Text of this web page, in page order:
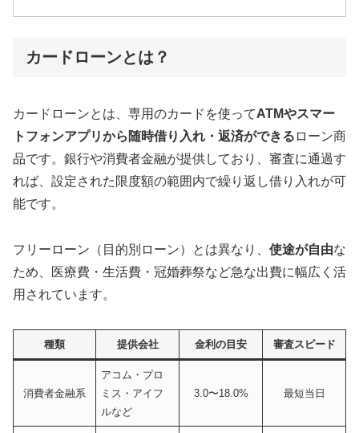
カードローンとは？
カードローンとは、専用のカードを使ってATMやスマー
トフォンアプリから随時借り入れ・返済ができる ローン商
品です。銀行や消費者金融が提供しており、審査に通過す
れば、設定された限度額の範囲内で繰り返し借り入れが可
能です。
フリーローン（目的別ローン）とは異なり、 使途が自由な
ため、医療費・生活費・冠婚葬祭など急な出費に幅広く活
用されています。
種類 提供会社 金利の目安 審査スピード
消費者金融系
アコム・プロ
ミス・アイフ
ルなど
3.0〜18.0% 最短当日